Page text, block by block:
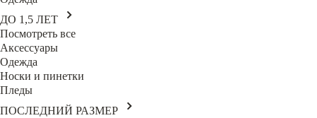
ДО 1,5 ЛЕТ
Посмотреть все
Аксессуары
Одежда
Носки и пинетки
Пледы
ПОСЛЕДНИЙ РАЗМЕР